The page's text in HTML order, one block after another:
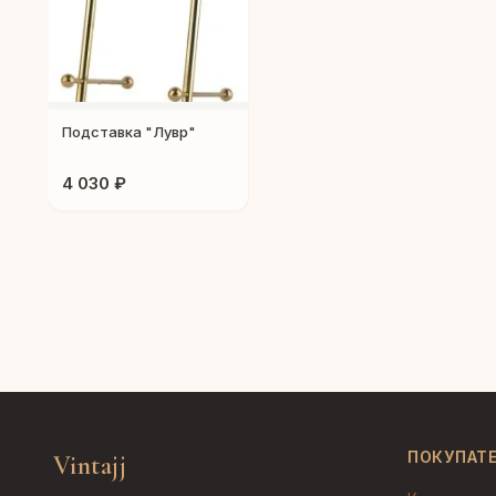
Подставка "Лувр"
4 030 ₽
Vintajj